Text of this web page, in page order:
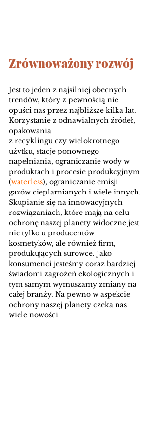
Zrównoważony rozwój
Jest to jeden z najsilniej obecnych
trendów, który z pewnością nie
opuści nas przez najbliższe kilka lat.
Korzystanie z odnawialnych źródeł,
opakowania
z recyklingu czy wielokrotnego
użytku, stacje ponownego
napełniania, ograniczanie wody w
produktach i procesie produkcyjnym
(waterless), ograniczanie emisji
gazów cieplarnianych i wiele innych.
Skupianie się na innowacyjnych
rozwiązaniach, które mają na celu
ochronę naszej planety widoczne jest
nie tylko u producentów
kosmetyków, ale również firm,
produkujących surowce. Jako
konsumenci jesteśmy coraz bardziej
świadomi zagrożeń ekologicznych i
tym samym wymuszamy zmiany na
całej branży. Na pewno w aspekcie
ochrony naszej planety czeka nas
wiele nowości.